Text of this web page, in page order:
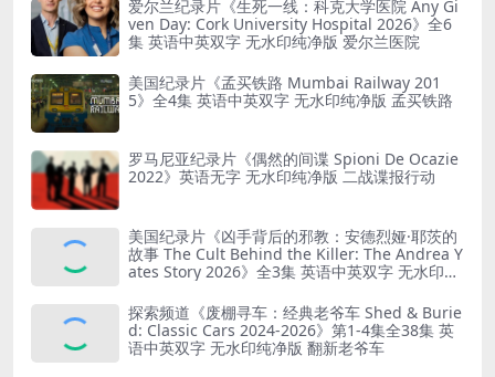
爱尔兰纪录片《生死一线：科克大学医院 Any Gi
ven Day: Cork University Hospital 2026》全6
集 英语中英双字 无水印纯净版 爱尔兰医院
美国纪录片《孟买铁路 Mumbai Railway 201
5》全4集 英语中英双字 无水印纯净版 孟买铁路
罗马尼亚纪录片《偶然的间谍 Spioni De Ocazie
2022》英语无字 无水印纯净版 二战谍报行动
美国纪录片《凶手背后的邪教：安德烈娅·耶茨的
故事 The Cult Behind the Killer: The Andrea Y
ates Story 2026》全3集 英语中英双字 无水印纯
探索频道《废棚寻车：经典老爷车 Shed & Burie
d: Classic Cars 2024-2026》第1-4集全38集 英
语中英双字 无水印纯净版 翻新老爷车